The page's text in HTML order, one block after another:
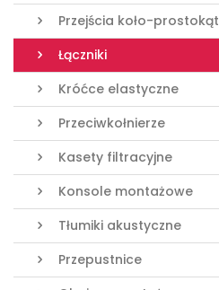
Przejścia koło-prostokąt
Łączniki
Króćce elastyczne
Przeciwkołnierze
Kasety filtracyjne
Konsole montażowe
Tłumiki akustyczne
Przepustnice